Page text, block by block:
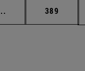
Páginas Página
389